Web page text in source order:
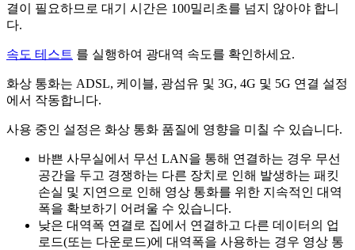
결이 필 요하므 로 대 기 시 간은 100밀리 초를 넘지 않아야 합니
다.
속도 테 스 트 를 실행하여 광대 역 속도를 확인하세 요.
화상 통화는 ADSL, 케 이 블, 광섬유 및 3G, 4G 및 5G 연 결 설정
에 서 작동합니 다.
사용 중인 설정은 화상 통화 품질에 영향을 미 칠 수 있습니 다.
바쁜 사무실에 서 무선 LAN을 통해 연 결하는 경우 무선
공간을 두고 경쟁하는 다른 장치 로 인해 발생하는 패 킷
손실 및 지 연 으 로 인해 영상 통화를 위 한 지 속적인 대 역
폭을 확보하기 어 려 울 수 있습니 다.
낮은 대 역폭 연 결 로 집에 서 연 결하고 다른 데 이 터 의 업
로 드(또는 다운로 드)에 대 역폭을 사용하는 경우 영상 통